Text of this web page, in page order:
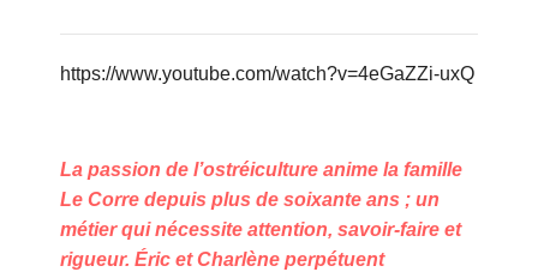
https://www.youtube.com/watch?v=4eGaZZi-uxQ
La passion de l’ostréiculture anime la famille
Le Corre depuis plus de soixante ans ; un
métier qui nécessite attention, savoir-faire et
rigueur. Éric et Charlène perpétuent